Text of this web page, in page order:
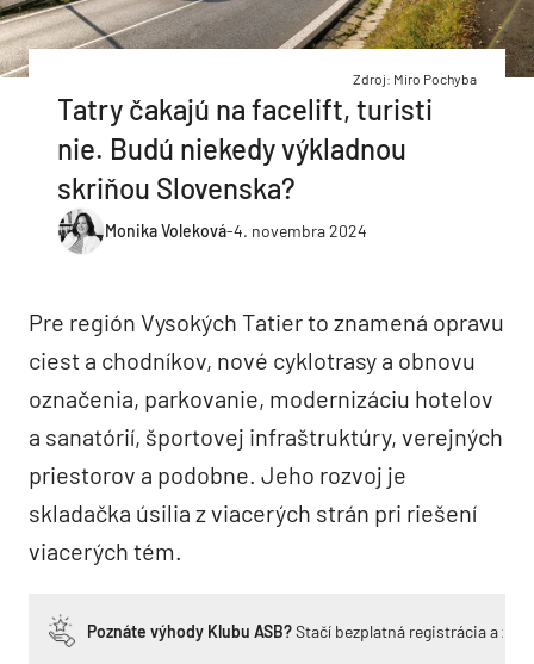
Zdroj: Miro Pochyba
Tatry čakajú na facelift, turisti
nie. Budú niekedy výkladnou
skriňou Slovenska?
Monika Voleková-4. novembra 2024
Pre región Vysokých Tatier to znamená opravu
ciest a chodníkov, nové cyklotrasy a obnovu
označenia, parkovanie, modernizáciu hotelov
a sanatórií, športovej infraštruktúry, verejných
priestorov a podobne. Jeho rozvoj je
skladačka úsilia z viacerých strán pri riešení
viacerých tém.
Poznáte výhody Klubu ASB?Stačí bezplatná registrácia a